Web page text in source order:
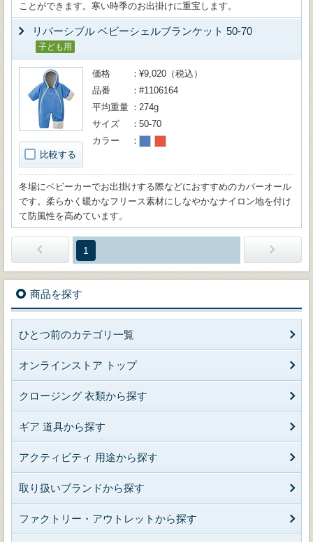
ことができます。寒い時季のお出掛けに重宝します。
リバーシブル ベビーシェルブランケット 50-70
子ども用
比較する
価格
¥9,020（税込）
品番
#1106164
平均重量
274g
サイズ
50-70
カラー
冬場にベビーカーでお出掛けする際などにおすすめのカバーオール
です。柔らかく暖かなフリース素材にしなやかなナイロン地を付け
て防風性を高めています。
1
商品を探す
ひとつ前のカテゴリ一覧
オンラインストア トップ
クロージング 衣類から探す
ギア 道具から探す
アクティビティ 用途から探す
取り扱いブランドから探す
ファクトリー・アウトレットから探す